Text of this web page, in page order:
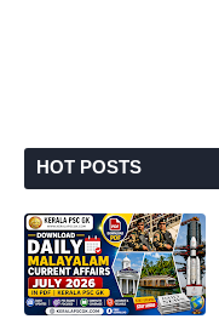
HOT POSTS